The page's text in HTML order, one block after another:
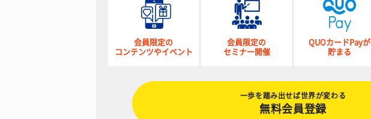
会員限定の
コンテンツやイベント
会員限定の
セミナー開催
QUOカードPayが
貯まる
一歩を踏み出せば世界が変わる
無料会員登録